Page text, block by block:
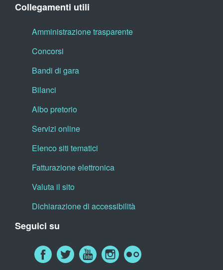
Collegamenti utili
Amministrazione trasparente
Concorsi
Bandi di gara
Bilanci
Albo pretorio
Servizi online
Elenco siti tematici
Fatturazione elettronica
Valuta il sito
Dichiarazione di accessibilità
Seguici su